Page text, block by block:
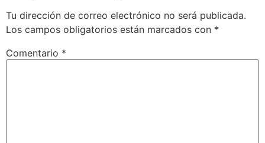
Tu dirección de correo electrónico no será publicada.
Los campos obligatorios están marcados con *
Comentario *